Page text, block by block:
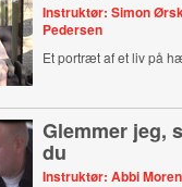
Instruktør: Simon
Pedersen
Et portræt af et liv på
Glemmer jeg,
du
Instruktør: Abbi